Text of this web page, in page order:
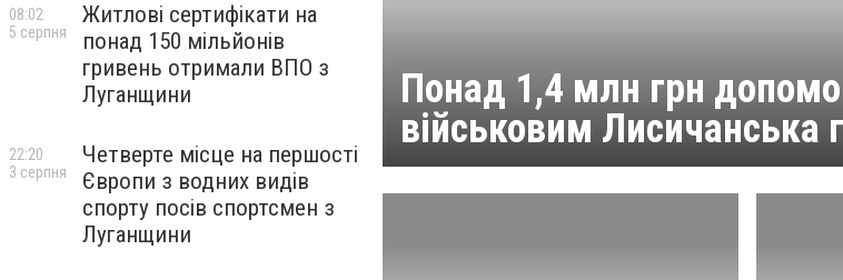
Житлові сертифікати на
понад 150 мільйонів
гривень отримали ВПО з
Луганщини
08:02
5 серпня
Четверте місце на першості
Європи з водних видів
спорту посів спортсмен з
Луганщини
22:20
3 серпня
Понад 1,4 млн грн
військовим Лисичанська